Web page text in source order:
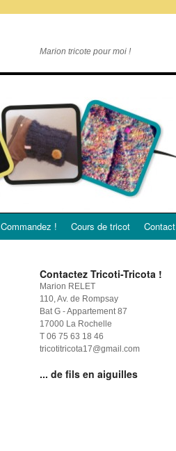
Marion tricote pour moi !
Commandez ! Cours de tricot Contact
Contactez Tricoti-Tricota !
Marion RELET
110, Av. de Rompsay
Bat G - Appartement 87
17000 La Rochelle
T 06 75 63 18 46
tricotitricota17@gmail.com
... de fils en aiguilles